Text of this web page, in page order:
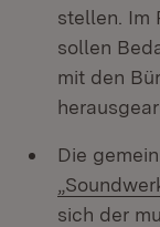
stellen. Im
sollen
mit den
Die
sich der